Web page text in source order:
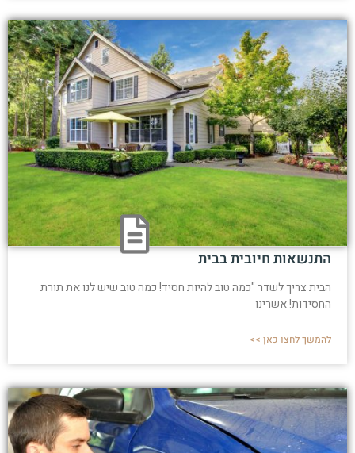
התנשאות חיובית בבית
הבית צריך לשדר "כמה טוב להיות חסיד! כמה טוב שיש לנו את תורת
החסידות! אשרינו
להמשך לחצו כאן >>